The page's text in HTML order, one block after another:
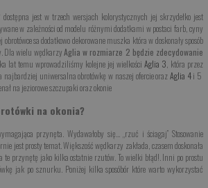
jest w trzech wersjach kolorystycznych jej skrzydełko jest
w zależności od modelu różnymi dodatkami w postaci farb, cyny
sa dodatkowo dekorowane muszka która w doskonały sposób
Dla wielu wędkarzyAglia w rozmiarze 2 będzie zdecydowanie
lat temu wprowadziliśmy kolejne jej wielkościAglia 3 , która przez
uniwersalna obrotówkę w naszej ofercie orazAglia 4i 5
na jeziorowe szczupaki oraz okonie
na okonia?
przynęta. Wydawałoby się… „rzuć i ściagaj” Stosowanie
jest prosty temat. Większość wędkarzy zakłada, czasem doskonała
przynętę jako kilka ostatnie rzutów. To wielki błąd!. Inni po prostu
jak po sznurku. Poniżej kilka sposóbór które warto wykorzystać